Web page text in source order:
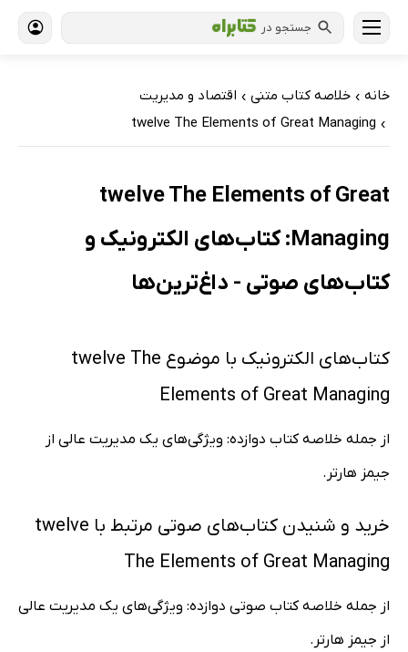
جستجو در
خانه › خلاصه کتاب متنی › اقتصاد و مدیریت
›
twelve The Elements of Great Managing
twelve The Elements of Great
Managing: کتاب‌های الکترونیک و
کتاب‌های صوتی - داغ‌ترین‌ها
کتاب‌های الکترونیک با موضوع twelve The
Elements of Great Managing
از جمله خلاصه کتاب دوازده: ویژگی‌های یک مدیریت عالی از
جیمز هارتر.
خرید و شنیدن کتاب‌های صوتی مرتبط با twelve
The Elements of Great Managing
از جمله خلاصه کتاب صوتی دوازده: ویژگی‌های یک مدیریت عالی
از جیمز هارتر.